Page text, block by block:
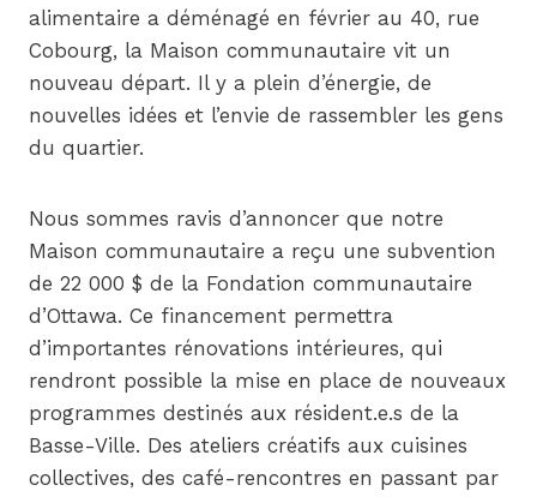
alimentaire a déménagé en février au 40, rue
Cobourg, la Maison communautaire vit un
nouveau départ. Il y a plein d’énergie, de
nouvelles idées et l’envie de rassembler les gens
du quartier.
Nous sommes ravis d’annoncer que notre
Maison communautaire a reçu une subvention
de 22 000 $ de la Fondation communautaire
d’Ottawa. Ce financement permettra
d’importantes rénovations intérieures, qui
rendront possible la mise en place de nouveaux
programmes destinés aux résident.e.s de la
Basse-Ville. Des ateliers créatifs aux cuisines
collectives, des café-rencontres en passant par